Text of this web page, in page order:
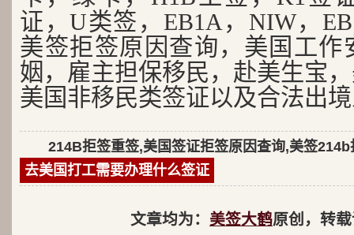
证，U类签，EB1A，NIW，
美签拒签原因查询，美国工作
姻，雇主担保移民，赴美生宝
美国非移民类签证以及合法出
214B拒签重签,美国签证拒签原因查询,美签214b
去美国打工需要办理什么签证
文章均为： 美签大鹤原创，转